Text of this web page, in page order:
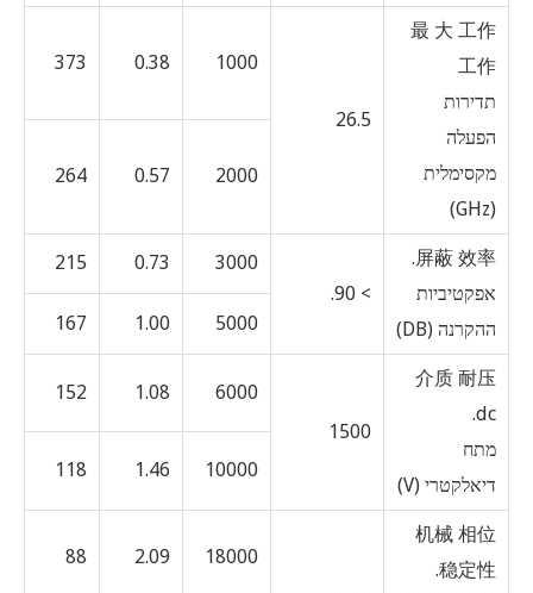
最 大 工作
工作
תדירות
הפעלה
מקסימלית
(GHz)
26.5
1000
0.38
373
2000
0.57
264
屏蔽 效率.
אפקטיביות
ההקרנה (DB)
> 90.
3000
0.73
215
5000
1.00
167
介质 耐压
dc.
מתח
דיאלקטרי (V)
1500
6000
1.08
152
10000
1.46
118
机械 相位
稳定性.
18000
2.09
88